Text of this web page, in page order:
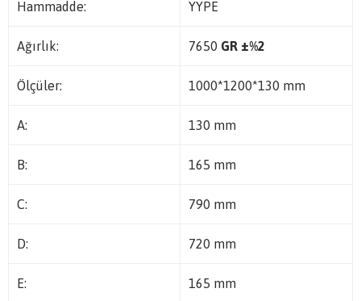
Hammadde: YYPE
Ağırlık: 7650 GR ±%2
Ölçüler: 1000*1200*130 mm
A: 130 mm
B: 165 mm
C: 790 mm
D: 720 mm
E: 165 mm